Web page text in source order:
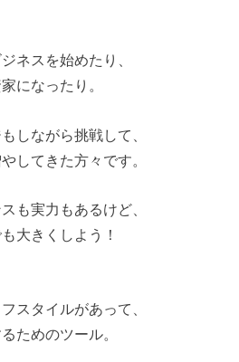
ネスを始めたり、
になったり。
しながら挑戦して、
してきた方々です。
も実力もあるけど、
大きくしよう！
スタイルがあって、
ためのツール。